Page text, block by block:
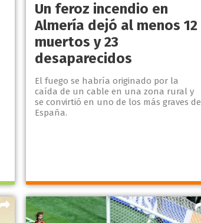
Un feroz incendio en
Almería dejó al menos 12
muertos y 23
desaparecidos
El fuego se habría originado por la
caída de un cable en una zona rural y
se convirtió en uno de los más graves de
España.